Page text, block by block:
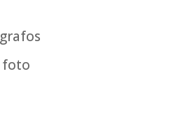
foto